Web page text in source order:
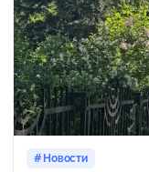
Новости